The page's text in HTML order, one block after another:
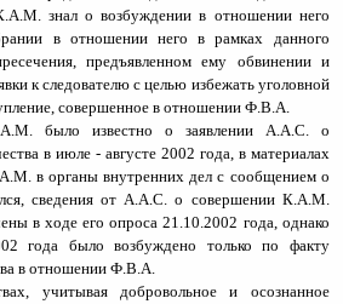
A.M.знал о возбуждении в отношении него
в отношении него в рамках данного
предъявленном ему обвинении и
к следователю с целью избежать уголовной
совершенное в отношении Ф.В.А.
A.M. было известно о заявлении А.А.С. о
в июле - августе 2002 года, в материалах
A.M.в органы внутренних дел с сообщением о
сведения от А.А.С. о совершении К.A.M.
в ходе его опроса 21.10.2002 года, однако
года было возбуждено только по факту
в отношении Ф.В.А.
учитывая добровольное и осознанное